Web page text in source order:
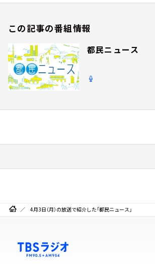
この記事の番組情報
都民ニュース
4月3日（月）の放送で紹介した「都民ニュース」